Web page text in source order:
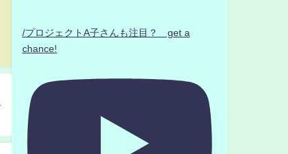
/プロジェクトA子さんも注目？ get a
chance!